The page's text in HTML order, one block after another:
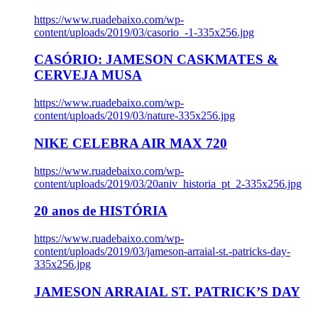
https://www.ruadebaixo.com/wp-
content/uploads/2019/03/casorio_-1-335x256.jpg
CASÓRIO: JAMESON CASKMATES &
CERVEJA MUSA
https://www.ruadebaixo.com/wp-
content/uploads/2019/03/nature-335x256.jpg
NIKE CELEBRA AIR MAX 720
https://www.ruadebaixo.com/wp-
content/uploads/2019/03/20aniv_historia_pt_2-335x256.jpg
20 anos de HISTÓRIA
https://www.ruadebaixo.com/wp-
content/uploads/2019/03/jameson-arraial-st.-patricks-day-
335x256.jpg
JAMESON ARRAIAL ST. PATRICK’S DAY